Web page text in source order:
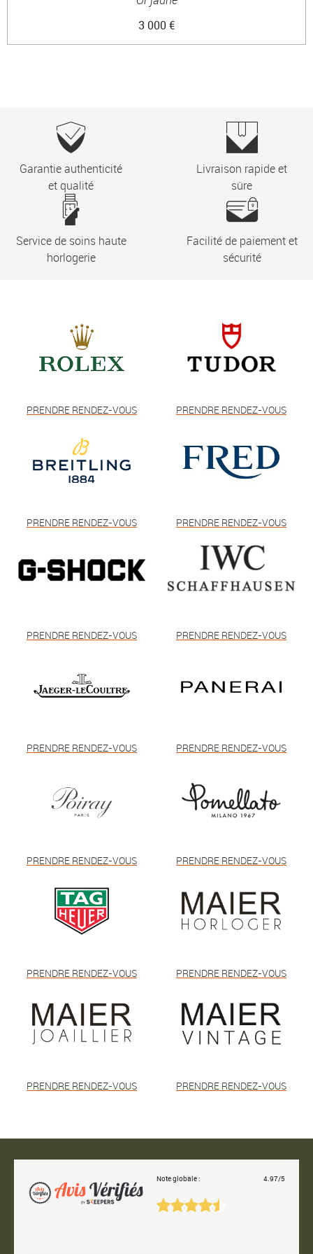
3 000 €
Garantie authenticité
et qualité
Livraison rapide et
sûre
Service de soins haute
horlogerie
Facilité de paiement et
sécurité
PRENDRE RENDEZ-VOUS PRENDRE RENDEZ-VOUS
PRENDRE RENDEZ-VOUS PRENDRE RENDEZ-VOUS
PRENDRE RENDEZ-VOUS PRENDRE RENDEZ-VOUS
PRENDRE RENDEZ-VOUS PRENDRE RENDEZ-VOUS
PRENDRE RENDEZ-VOUS PRENDRE RENDEZ-VOUS
PRENDRE RENDEZ-VOUS PRENDRE RENDEZ-VOUS
PRENDRE RENDEZ-VOUS PRENDRE RENDEZ-VOUS
Note globale : 4.97/5